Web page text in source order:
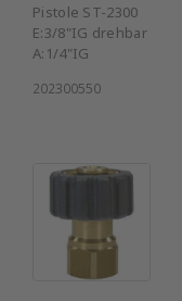
Pistole ST-2300
E:3/8"IG drehbar
A:1/4"IG
202300550